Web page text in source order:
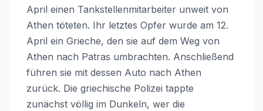
April einen Tankstellenmitarbeiter unweit von
Athen töteten. Ihr letztes Opfer wurde am 12.
April ein Grieche, den sie auf dem Weg von
Athen nach Patras umbrachten. Anschließend
führen sie mit dessen Auto nach Athen
zurück. Die griechische Polizei tappte
zunächst völlig im Dunkeln, wer die